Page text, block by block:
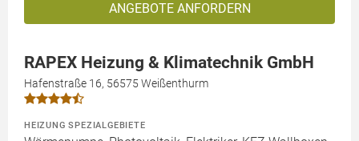
ANGEBOTE ANFORDERN
RAPEX Heizung & Klimatechnik GmbH
Hafenstraße 16, 56575 Weißenthurm
HEIZUNG SPEZIALGEBIETE